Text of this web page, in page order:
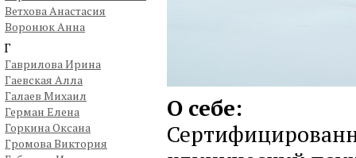
Ветхова Анастасия
Воронюк Анна
Г
Гаврилова Ирина
Гаевская Алла
Галаев Михаил
Герман Елена
Горкина Оксана
Громова Виктория
О себе: